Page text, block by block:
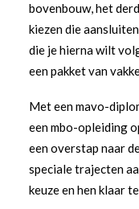
bovenbouw, het
kiezen die
die je hierna wilt
een pakket van
Met een mavo-
een mbo-opleiding
een overstap naar
speciale trajecten
keuze en hen klaar